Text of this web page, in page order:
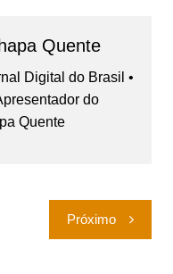
Quente
Digital do Brasil •
do
Quente
Próximo